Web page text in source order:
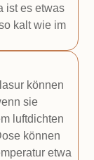
ist es etwas
kalt wie im
können
sie
luftdichten
können
etwa